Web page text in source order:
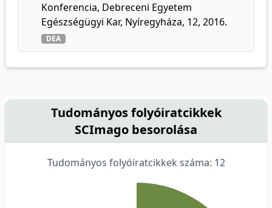
Konferencia, Debreceni Egyetem
Egészségügyi Kar, Nyíregyháza, 12, 2016.
DEA
Tudományos folyóiratcikkek
SCImago besorolása
Tudományos folyóiratcikkek száma: 12